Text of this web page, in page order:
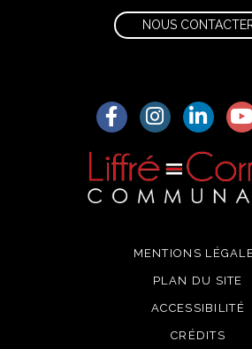
NOUS
Lien vers le compte
Lien vers le
Lien
MENTIONS
PLAN DU SITE
ACCESSIBILITÉ
CRÉDITS